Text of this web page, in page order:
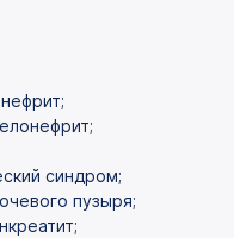
синдром;
пузыря;